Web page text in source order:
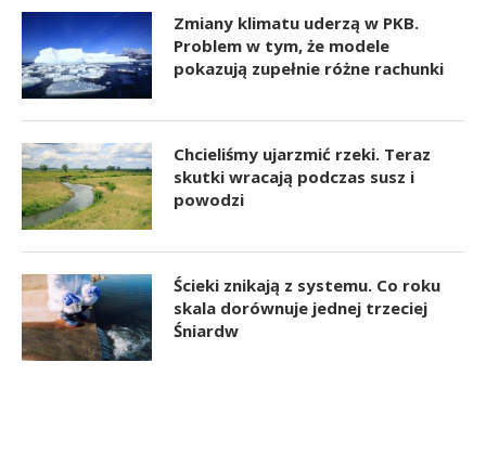
Zmiany klimatu uderzą w PKB.
Problem w tym, że modele
pokazują zupełnie różne rachunki
Chcieliśmy ujarzmić rzeki. Teraz
skutki wracają podczas susz i
powodzi
Ścieki znikają z systemu. Co roku
skala dorównuje jednej trzeciej
Śniardw